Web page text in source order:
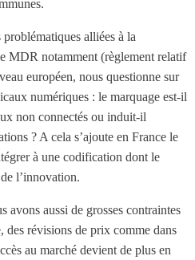
alliées à la
MDR notamment (règlement relatif
européen, nous questionne sur
numériques : le marquage est-il
non connectés ou induit-il
? A cela s’ajoute en France le
à une codification dont le
l’innovation.
avons aussi de grosses contraintes
des révisions de prix comme dans
au marché devient de plus en